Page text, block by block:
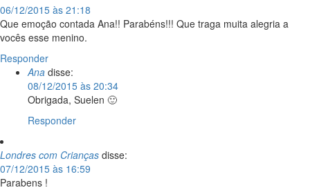
06/12/2015 às 21:18
Que emoção contada Ana!! Parabéns!!! Que traga muita alegria a
vocês esse menino.
Responder
Ana disse:
08/12/2015 às 20:34
Obrigada, Suelen 🙂
Responder
Londres com Crianças disse:
07/12/2015 às 16:59
Parabens !